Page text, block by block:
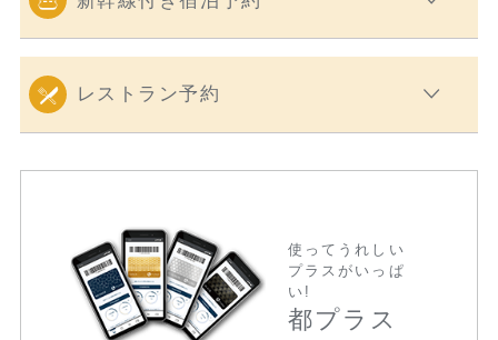
レストラン予約
使ってうれしい
プラスがいっぱ
い!
都プラス